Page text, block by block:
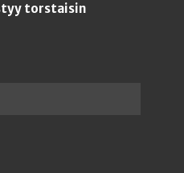
torstaisin